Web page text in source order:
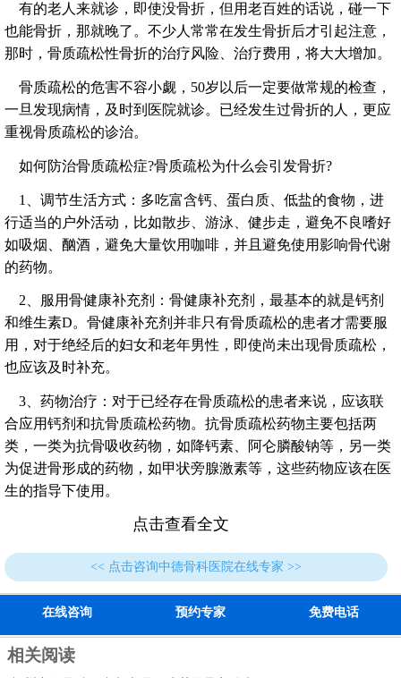
有的老人来就诊，即使没骨折，但用老百姓的话说，碰一下
也能骨折，那就晚了。不少人常常在发生骨折后才引起注意，
那时，骨质疏松性骨折的治疗风险、治疗费用，将大大增加。
骨质疏松的危害不容小觑，50岁以后一定要做常规的检查，
一旦发现病情，及时到医院就诊。已经发生过骨折的人，更应
重视骨质疏松的诊治。
如何防治骨质疏松症?骨质疏松为什么会引发骨折?
1、调节生活方式：多吃富含钙、蛋白质、低盐的食物，进
行适当的户外活动，比如散步、游泳、健步走，避免不良嗜好
如吸烟、酗酒，避免大量饮用咖啡，并且避免使用影响骨代谢
的药物。
2、服用骨健康补充剂：骨健康补充剂，最基本的就是钙剂
和维生素D。骨健康补充剂并非只有骨质疏松的患者才需要服
用，对于绝经后的妇女和老年男性，即使尚未出现骨质疏松，
也应该及时补充。
3、药物治疗：对于已经存在骨质疏松的患者来说，应该联
合应用钙剂和抗骨质疏松药物。抗骨质疏松药物主要包括两
类，一类为抗骨吸收药物，如降钙素、阿仑膦酸钠等，另一类
为促进骨形成的药物，如甲状旁腺激素等，这些药物应该在医
生的指导下使用。
点击查看全文
<< 点击咨询中德骨科医院在线专家 >>
在线咨询 预约专家 免费电话
相关阅读